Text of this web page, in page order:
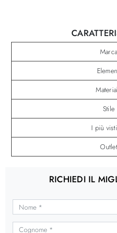
Marca
Stile
I più
Outlet
RICHIEDI IL